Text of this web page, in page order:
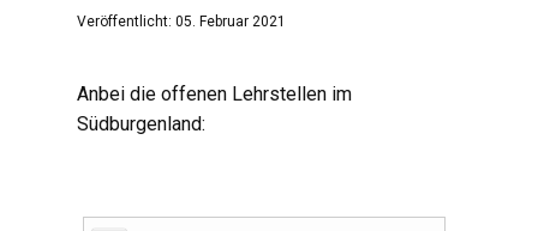
Veröffentlicht: 05. Februar 2021
Anbei die offenen Lehrstellen im
Südburgenland: